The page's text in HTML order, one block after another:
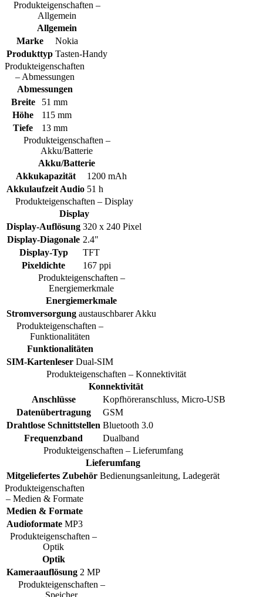
Produkteigenschaften –
Allgemein
Allgemein
Marke
Nokia
Produkttyp Tasten-Handy
Produkteigenschaften
– Abmessungen
Abmessungen
Breite
51 mm
Höhe
115 mm
Tiefe
13 mm
Produkteigenschaften –
Akku/Batterie
Akku/Batterie
Akkukapazität
1200 mAh
Akkulaufzeit Audio 51 h
Produkteigenschaften – Display
Display
Display-Auflösung 320 x 240 Pixel
Display-Diagonale 2.4"
Display-Typ
TFT
Pixeldichte
167 ppi
Produkteigenschaften –
Energiemerkmale
Energiemerkmale
Stromversorgung austauschbarer Akku
Produkteigenschaften –
Funktionalitäten
Funktionalitäten
SIM-Kartenleser Dual-SIM
Produkteigenschaften – Konnektivität
Konnektivität
Anschlüsse
Kopfhöreranschluss, Micro-USB
Datenübertragung
GSM
Drahtlose Schnittstellen Bluetooth 3.0
Frequenzband
Dualband
Produkteigenschaften – Lieferumfang
Lieferumfang
Mitgeliefertes Zubehör Bedienungsanleitung, Ladegerät
Produkteigenschaften
– Medien & Formate
Medien & Formate
Audioformate MP3
Produkteigenschaften –
Optik
Optik
Kameraauflösung 2 MP
Produkteigenschaften –